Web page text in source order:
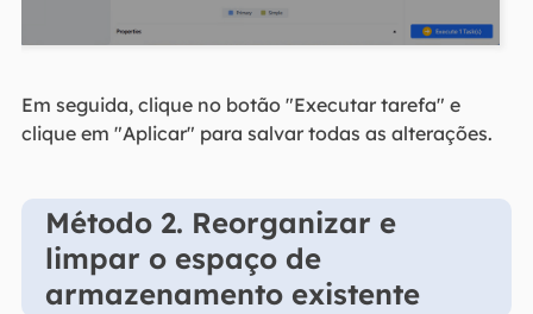
Em seguida, clique no botão "Executar tarefa" e
clique em "Aplicar" para salvar todas as alterações.
Método 2. Reorganizar e
limpar o espaço de
armazenamento existente